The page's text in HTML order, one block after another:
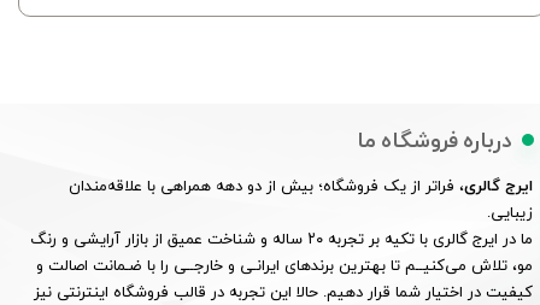
درباره فروشگاه ما
ایرج گالری، فراتر از یک فروشگاه؛ بیش از دو دهه همراهی با علاقه‌مندان
زیبایی.
ما در ایرج گالری با تکیه بر تجربه ۲۰ ساله و شناخت عمیق از بازار آرایشی و رنگ
مو، تلاش می‌کنیــم تا بهترین برندهای ایرانـی و خارجــی را با ضـمانت اصالت و
کیفیت در اختیار شما قرار دهیم. حالا این تجربه در قالب فروشگاه اینترنتی نیز